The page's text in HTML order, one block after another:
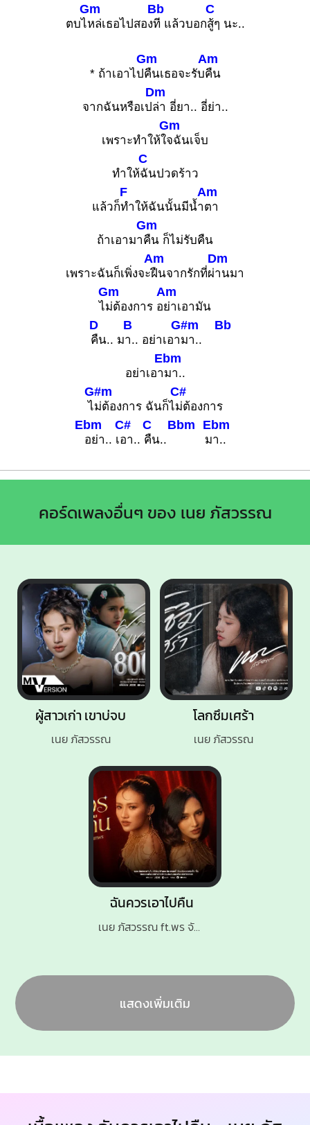
ตบไ
Gm
หล่เธอไปสอง
Bb
ที แล้วบอก
C
สู้ๆ นะ..
* ถ้าเอาไป
Gm
คืนเธอจะรับ
Am
คืน
จากฉันหรือเป
Dm
ล่า อี่ยา.. อี่ย่า..
เพราะทำให้ใ
Gm
จฉันเจ็บ
ทำให้
C
ฉันปวดร้าว
แล้วก็
F
ทำให้ฉันนั้นมีน้ำ
Am
ตา
ถ้าเอามา
Gm
คืน ก็ไม่รับคืน
เพราะฉันก็เพิ่งจะ
Am
ฝืนจากรักที่ผ่
Dm
านมา
ไ
Gm
ม่ต้องการ อ
Am
ย่าเอามัน
D
คืน.. ม
B
า.. อย่าเอา
G#m
มา..
Bb
อย่าเอา
Ebm
มา..
ไ
G#m
ม่ต้องการ ฉันก็ไ
C#
ม่ต้องการ
Ebm
อย่า.. เ
C#
อา..
C
คืน..
Bbm
ม
Ebm
า..
คอร์ดเพลงอื่นๆ ของ เนย ภัสวรรณ
ผู้สาวเก่า เขาบ่จบ
เนย ภัสวรรณ
โลกซึมเศร้า
เนย ภัสวรรณ
ฉันควรเอาไปคืน
เนย ภัสวรรณ ft.พร จันทพร
แสดงเพิ่มเติม